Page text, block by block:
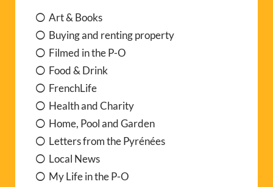
Art & Books
Buying and renting property
Filmed in the P-O
Food & Drink
FrenchLife
Health and Charity
Home, Pool and Garden
Letters from the Pyrénées
Local News
My Life in the P-O